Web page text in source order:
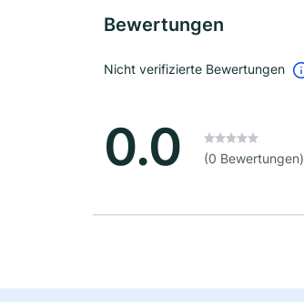
Bewertungen
Nicht verifizierte Bewertungen
0.0 (0 Bewertungen)